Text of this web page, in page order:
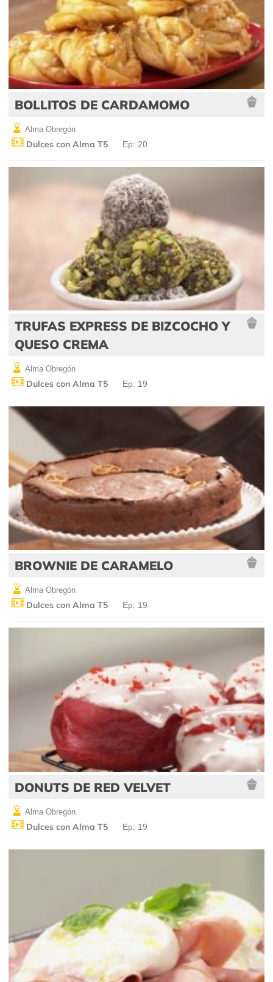
BOLLITOS DE CARDAMOMO
Alma Obregón
Dulces con Alma T5 Ep: 20
TRUFAS EXPRESS DE BIZCOCHO Y
QUESO CREMA
Alma Obregón
Dulces con Alma T5 Ep: 19
BROWNIE DE CARAMELO
Alma Obregón
Dulces con Alma T5 Ep: 19
DONUTS DE RED VELVET
Alma Obregón
Dulces con Alma T5 Ep: 19